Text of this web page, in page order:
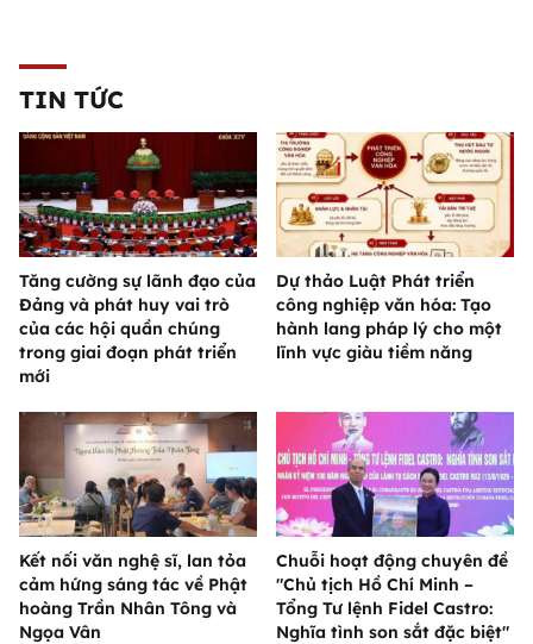
TIN TỨC
Tăng cường sự lãnh đạo của
Đảng và phát huy vai trò
của các hội quần chúng
trong giai đoạn phát triển
mới
Dự thảo Luật Phát triển
công nghiệp văn hóa: Tạo
hành lang pháp lý cho một
lĩnh vực giàu tiềm năng
Kết nối văn nghệ sĩ, lan tỏa
cảm hứng sáng tác về Phật
hoàng Trần Nhân Tông và
Ngọa Vân
Chuỗi hoạt động chuyên đề
"Chủ tịch Hồ Chí Minh –
Tổng Tư lệnh Fidel Castro:
Nghĩa tình son sắt đặc biệt"